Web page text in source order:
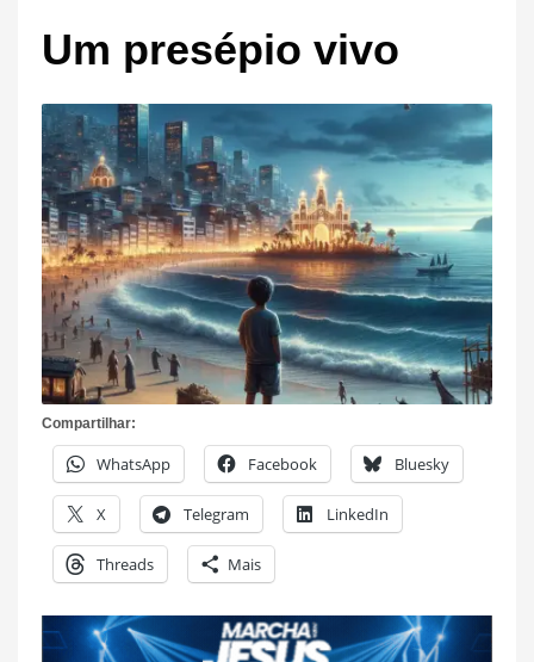
Um presépio vivo
Compartilhar:
WhatsApp Facebook Bluesky
X Telegram LinkedIn
Threads Mais